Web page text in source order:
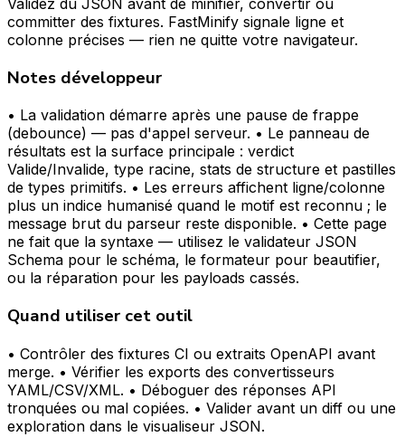
Validez du JSON avant de minifier, convertir ou
committer des fixtures. FastMinify signale ligne et
colonne précises — rien ne quitte votre navigateur.
Notes développeur
• La validation démarre après une pause de frappe
(debounce) — pas d'appel serveur. • Le panneau de
résultats est la surface principale : verdict
Valide/Invalide, type racine, stats de structure et pastilles
de types primitifs. • Les erreurs affichent ligne/colonne
plus un indice humanisé quand le motif est reconnu ; le
message brut du parseur reste disponible. • Cette page
ne fait que la syntaxe — utilisez le validateur JSON
Schema pour le schéma, le formateur pour beautifier,
ou la réparation pour les payloads cassés.
Quand utiliser cet outil
• Contrôler des fixtures CI ou extraits OpenAPI avant
merge. • Vérifier les exports des convertisseurs
YAML/CSV/XML. • Déboguer des réponses API
tronquées ou mal copiées. • Valider avant un diff ou une
exploration dans le visualiseur JSON.